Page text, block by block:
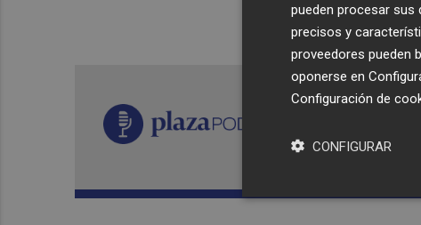
pueden procesar sus
precisos y
proveedores pueden
oponerse en
Configuración de
CONFIGURAR